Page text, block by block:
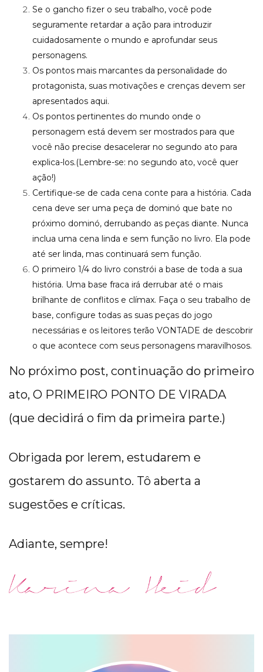
Se o gancho fizer o seu trabalho, você pode
seguramente retardar a ação para introduzir
cuidadosamente o mundo e aprofundar seus
personagens.
Os pontos mais marcantes da personalidade do
protagonista, suas motivações e crenças devem ser
apresentados aqui.
Os pontos pertinentes do mundo onde o
personagem está devem ser mostrados para que
você não precise desacelerar no segundo ato para
explica-los.(Lembre-se: no segundo ato, você quer
ação!)
Certifique-se de cada cena conte para a história. Cada
cena deve ser uma peça de dominó que bate no
próximo dominó, derrubando as peças diante. Nunca
inclua uma cena linda e sem função no livro. Ela pode
até ser linda, mas continuará sem função.
O primeiro 1/4 do livro constrói a base de toda a sua
história. Uma base fraca irá derrubar até o mais
brilhante de conflitos e clímax. Faça o seu trabalho de
base, configure todas as suas peças do jogo
necessárias e os leitores terão VONTADE de descobrir
o que acontece com seus personagens maravilhosos.
No próximo post, continuação do primeiro
ato, O PRIMEIRO PONTO DE VIRADA
(que decidirá o fim da primeira parte.)
Obrigada por lerem, estudarem e
gostarem do assunto. Tô aberta a
sugestões e críticas.
Adiante, sempre!